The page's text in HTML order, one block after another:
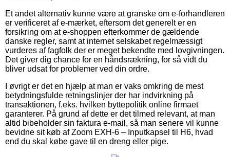
Et andet alternativ kunne være at granske om e-forhandleren
er verificeret af e-mærket, eftersom det generelt er en
forsikring om at e-shoppen efterkommer de gældende
danske regler, samt at internet selskabet regelmæssigt
vurderes af fagfolk der er meget bekendte med lovgivningen.
Det giver dig chance for en håndsrækning, for så vidt du
bliver udsat for problemer ved din ordre.
I øvrigt er det en hjælp at man er vaks omkring de mest
betydningsfulde retningslinjer der har indvirkning på
transaktionen, f.eks. hvilken byttepolitik online firmaet
garanterer. På grund af dette er det tilmed relevant, at man
altid bibeholder sin faktura e-mail, så man senere vil kunne
bevidne sit køb af Zoom EXH-6 – Inputkapsel til H6, hvad
end du skal købe gave til en dreng eller pige.